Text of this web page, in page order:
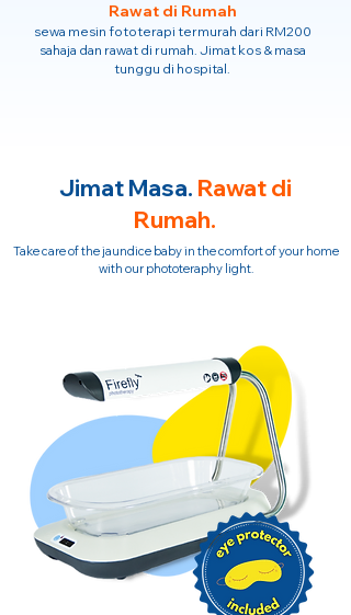
Rawat di Rumah
sewa mesin fototerapi termurah dari RM200
sahaja dan rawat di rumah. Jimat kos & masa
tunggu di hospital.
Jimat Masa. Rawat di
Rumah.
Take care of the jaundice baby in the comfort of your home
with our phototeraphy light.